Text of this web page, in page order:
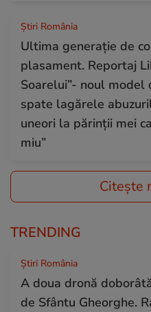
Știri România
Ultima generație de
plasament. Reportaj
Soarelui”- noul model
spate lagărele
uneori la părinții mei
miu”
Citește
TRENDING
Știri România
A doua dronă
de Sfântu Gheorghe.